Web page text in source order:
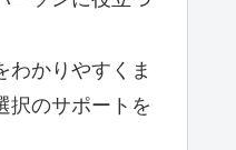
わかりやすくま
択のサポートを